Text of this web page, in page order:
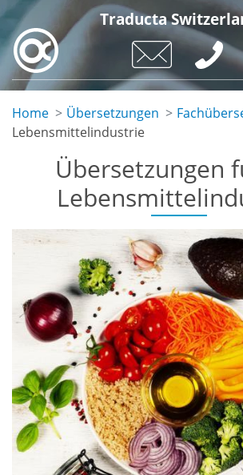
Skip
main
content
Traducta
Home Übersetzungen
Lebensmittelindustrie
Übersetzungen